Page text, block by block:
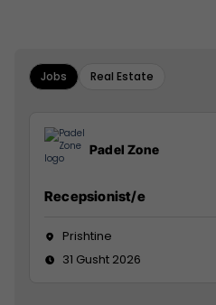
Jobs Real Estate
Padel Zone
Recepsionist/e
Prishtine
31 Gusht 2026